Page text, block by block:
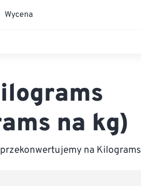
Wycena
na kg)
na Kilograms